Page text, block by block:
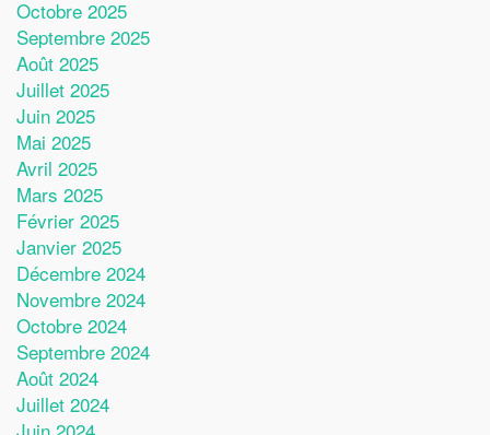
Octobre 2025
Septembre 2025
Août 2025
Juillet 2025
Juin 2025
Mai 2025
Avril 2025
Mars 2025
Février 2025
Janvier 2025
Décembre 2024
Novembre 2024
Octobre 2024
Septembre 2024
Août 2024
Juillet 2024